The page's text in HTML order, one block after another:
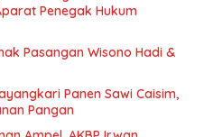
Penegak Hukum
Pasangan Wisono Hadi &
Panen Sawi Caisim,
Pangan